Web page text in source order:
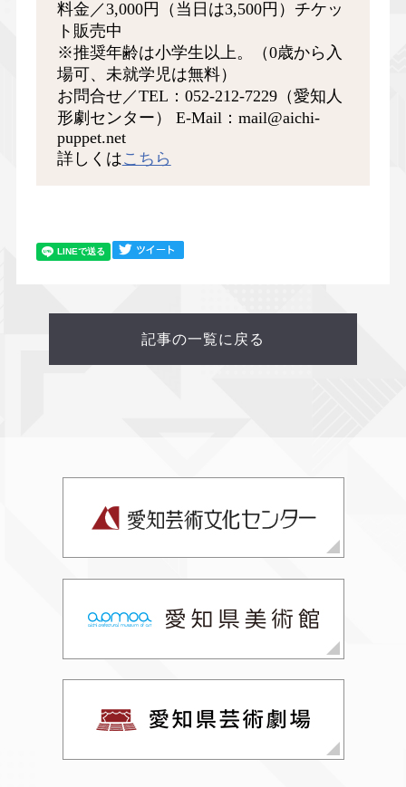
料金／3,000円（当日は3,500円）チケッ
ト販売中
※推奨年齢は小学生以上。（0歳から入
場可、未就学児は無料）
お問合せ／TEL：052-212-7229（愛知人
形劇センター） E-Mail：mail@aichi-
puppet.net
詳しくはこちら
記事の一覧に戻る